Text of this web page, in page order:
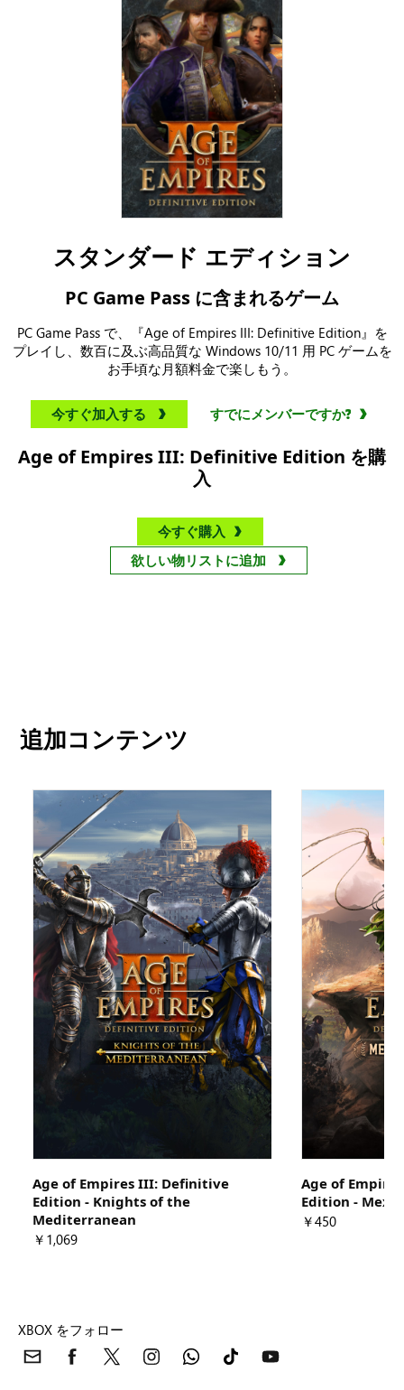
スタンダード エディション
PC Game Pass に含まれるゲーム
PC Game Pass で、『Age of Empires III: Definitive Edition』を
プレイし、数百に及ぶ高品質な Windows 10/11 用 PC ゲームを
お手頃な月額料金で楽しもう。
今すぐ加入する すでにメンバーですか?
Age of Empires III: Definitive Edition を購
入
今すぐ購入
追加コンテンツ
Age of Empires III: Definitive
Edition - Knights of the
Mediterranean
￥1,069
Age of
Edition -
￥450
XBOX をフォロー